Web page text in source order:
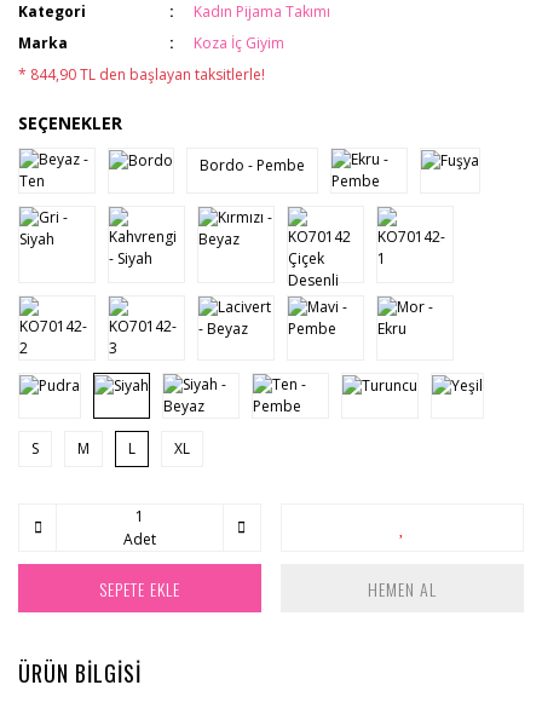
Kategori
Kadın Pijama Takımı
Marka
Koza İç Giyim
* 844,90 TL den başlayan taksitlerle!
SEÇENEKLER
Bordo - Pembe
S M L XL
Adet
SEPETE EKLE HEMEN AL
ÜRÜN BİLGİSİ